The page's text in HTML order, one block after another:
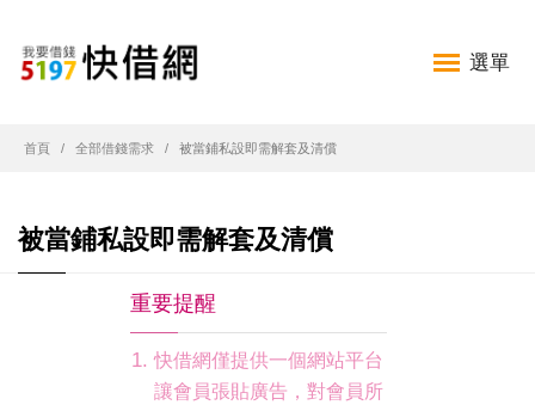
選單
首頁 全部借錢需求 被當鋪私設即需解套及清償
被當鋪私設即需解套及清償
重要提醒
快借網僅提供一個網站平台
讓會員張貼廣告，對會員所